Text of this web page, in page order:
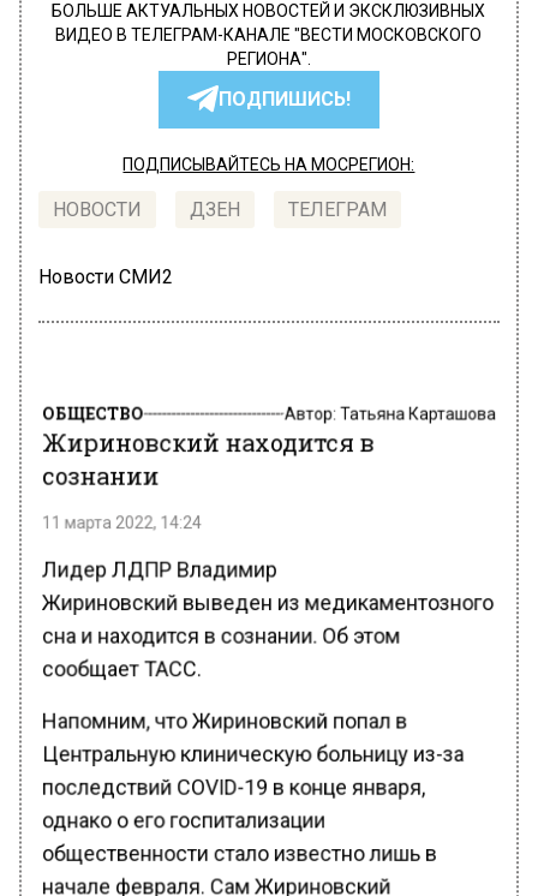
БОЛЬШЕ АКТУАЛЬНЫХ НОВОСТЕЙ И ЭКСКЛЮЗИВНЫХ
ВИДЕО В ТЕЛЕГРАМ-КАНАЛЕ "ВЕСТИ МОСКОВСКОГО
РЕГИОНА".
ПОДПИШИСЬ!
ПОДПИСЫВАЙТЕСЬ НА МОСРЕГИОН:
НОВОСТИ ДЗЕН ТЕЛЕГРАМ
Новости СМИ2
ОБЩЕСТВО Автор:Татьяна Карташова
Жириновский находится в
сознании
11 марта 2022, 14:24
Лидер ЛДПР Владимир
Жириновский выведен из медикаментозного
сна и находится в сознании. Об этом
сообщает ТАСС.
Напомним, что Жириновский попал в
Центральную клиническую больницу из-за
последствий COVID-19 в конце января,
однако о его госпитализации
общественности стало известно лишь в
начале февраля. Сам Жириновский